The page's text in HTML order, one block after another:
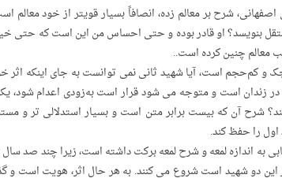
شرح بر معالم زده‌، انصافاً بسیار قویتر از خود معالم
بنویسد؟ او قادر بوده و حتی احساس من این است که حتی
معالم چنین کرده است..
کم‌حجم است، آیا شهید ثانی نمی توانست به جای اینکه اثر
در زندان است و متوجه می شود قرار است به‌زودی اعدام شود،
شرح آن که بیست برابر متن است و بسیار استدلالی تر و
را حفظ کند.
به اندازه‌ لمعه و شرح لمعه برکت داشته است، زیرا چند صد
این دو شهید است شروع می کنند. به هر حال اثر، هویت است و